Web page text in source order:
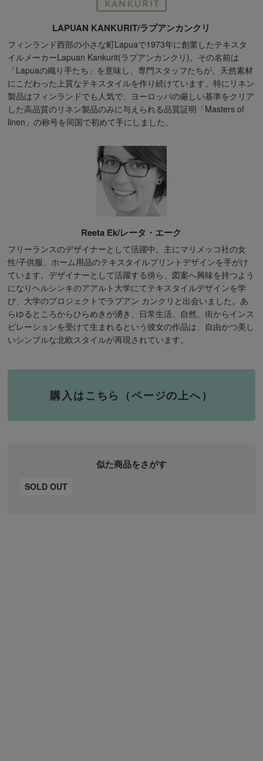
LAPUAN KANKURIT/ラプアンカンクリ
フィンランド西部の小さな町Lapuaで1973年に創業したテキスタ
イルメーカーLapuan Kankurit(ラプアンカンクリ)。その名前は
「Lapuaの織り手たち」を意味し、専門スタッフたちが、天然素材
にこだわった上質なテキスタイルを作り続けています。特にリネン
製品はフィンランドでも人気で、ヨーロッパの厳しい基準をクリア
した高品質のリネン製品のみに与えられる品質証明「Masters of
linen」の称号を同国で初めて手にしました。
Reeta Ek/レータ・エーク
フリーランスのデザイナーとして活躍中。主にマリメッコ社の女
性/子供服、ホーム用品のテキスタイルプリントデザインを手がけ
ています。デザイナーとして活躍する傍ら、図案へ興味を持つよう
になりヘルシンキのアアルト大学にてテキスタイルデザインを学
び、大学のプロジェクトでラプアン カンクリと出会いました。あ
らゆるところからひらめきが湧き、日常生活、自然、街からインス
ピレーションを受けて生まれるという彼女の作品は、自由かつ美し
いシンプルな北欧スタイルが再現されています。
購入はこちら（ページの上へ）
似た商品をさがす
SOLD OUT